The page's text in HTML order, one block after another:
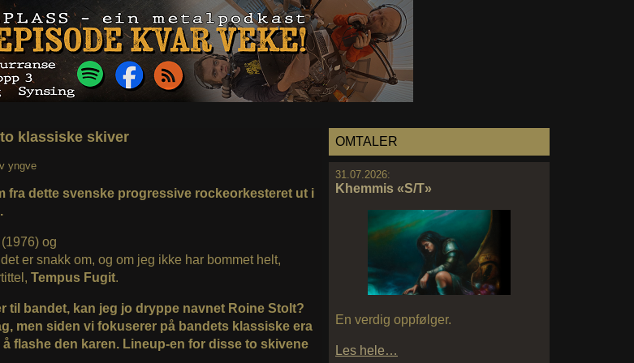
OMTALER
31.07.2026:
Khemmis «S/T»
En verdig oppfølger.
Les hele…
klassiske skiver
yngve
fra dette svenske progressive rockeorkesteret ut i
(1976) og
er snakk om, og om jeg ikke har bommet helt,
Tempus Fugit.
til bandet, kan jeg jo dryppe navnet Roine Stolt?
men siden vi fokuserer på bandets klassiske era
å flashe den karen. Lineup-en for disse to skivene